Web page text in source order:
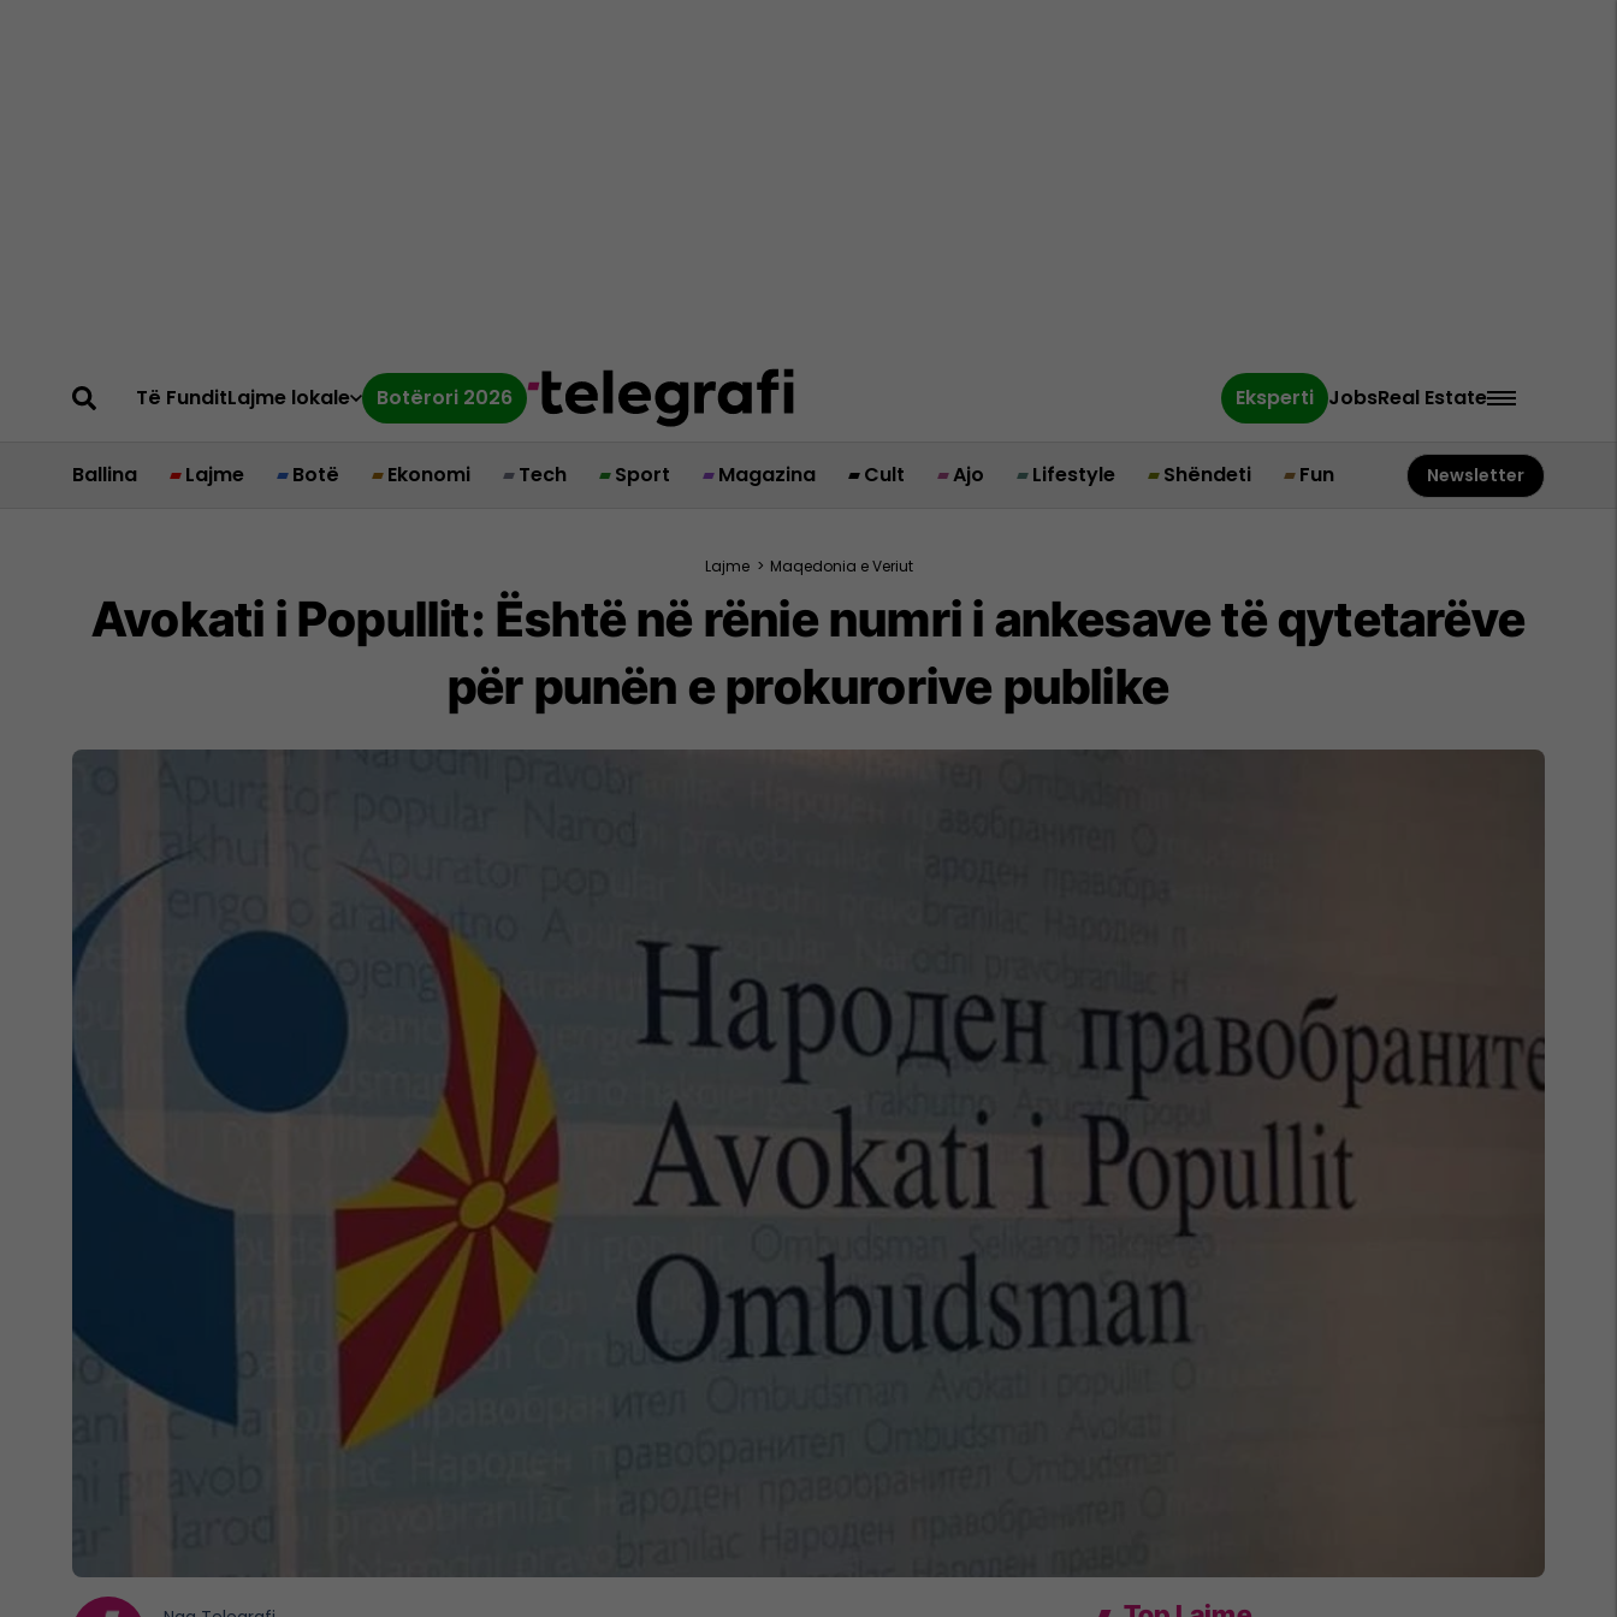
Të FunditLajme lokale Botërori 2026 Eksperti JobsReal Estate
Ballina Lajme Botë Ekonomi Tech Sport Magazina Cult Ajo Lifestyle Shëndeti Fun Newsletter
Lajme > Maqedonia e Veriut
Avokati i Popullit: Është në rënie numri i ankesave të qytetarëve
për punën e prokurorive publike